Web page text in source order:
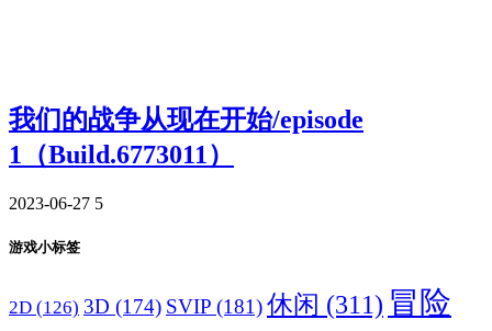
我们的战争从现在开始/episode
1（Build.6773011）
2023-06-27 5
游戏小标签
2D (126) 3D (174) SVIP (181)休闲 (311) 冒险